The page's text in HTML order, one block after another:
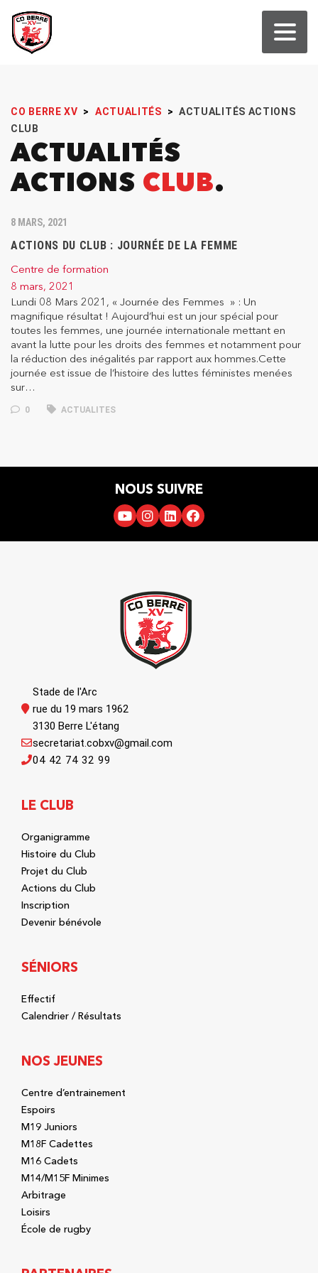
CO BERRE XV > ACTUALITÉS > ACTUALITÉS ACTIONS
CLUB
ACTUALITÉS
ACTIONS CLUB
8 MARS, 2021
ACTIONS DU CLUB : JOURNÉE DE LA FEMME
Centre de formation
8 mars, 2021
Lundi 08 Mars 2021, « Journée des Femmes » : Un
magnifique résultat ! Aujourd’hui est un jour spécial pour
toutes les femmes, une journée internationale mettant en
avant la lutte pour les droits des femmes et notamment pour
la réduction des inégalités par rapport aux hommes.Cette
journée est issue de l’histoire des luttes féministes menées
sur…
0 ACTUALITES
NOUS SUIVRE
Stade de l'Arc
rue du 19 mars 1962
3130 Berre L'étang
04 42 74 32 99
secretariat.cobxv@gmail.com
LE CLUB
Organigramme
Histoire du Club
Projet du Club
Actions du Club
Inscription
Devenir bénévole
SÉNIORS
Effectif
Calendrier / Résultats
NOS JEUNES
Centre d’entrainement
Espoirs
M19 Juniors
M18F Cadettes
M16 Cadets
M14/M15F Minimes
Arbitrage
Loisirs
École de rugby